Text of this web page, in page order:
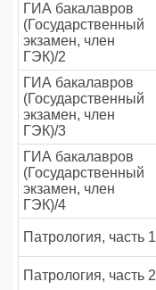
ГИА бакалавров
(Государственный
экзамен, член
ГЭК)/2
ГИА бакалавров
(Государственный
экзамен, член
ГЭК)/3
ГИА бакалавров
(Государственный
экзамен, член
ГЭК)/4
Патрология, часть 1
Патрология, часть 2